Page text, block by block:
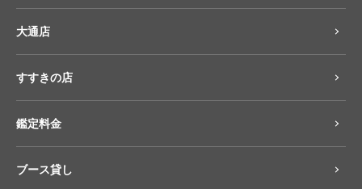
大通店
すすきの店
鑑定料金
ブース貸し